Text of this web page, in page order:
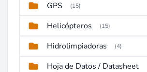
GPS (15)
Helicópteros (15)
Hidrolimpiadoras (4)
Hoja de Datos / Datasheet